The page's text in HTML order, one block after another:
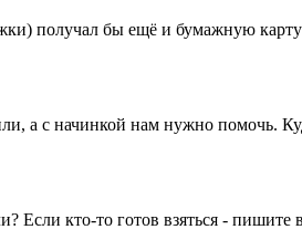
получал бы ещё и бумажную
а с начинкой нам нужно помочь.
Если кто-то готов взяться - пишите